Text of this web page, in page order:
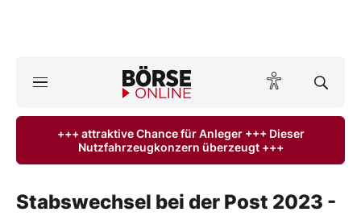
Anlageprodukte
Finanz-Check
+++ attraktive Chance für Anleger +++ Dieser
Nutzfahrzeugkonzern überzeugt +++
Stabswechsel bei der Post 2023 -